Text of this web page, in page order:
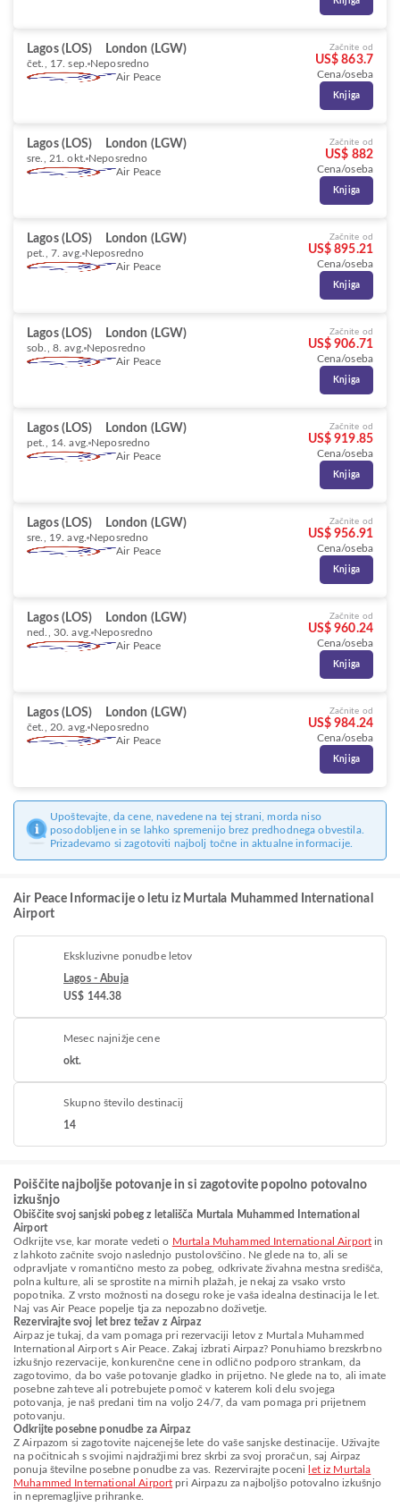
Lagos (LOS) London (LGW)
čet., 17. sep. Neposredno
Air Peace
Začnite od
US$ 863.7
Cena/oseba
Knjiga
Lagos (LOS) London (LGW)
sre., 21. okt. Neposredno
Air Peace
Začnite od
US$ 882
Cena/oseba
Knjiga
Lagos (LOS) London (LGW)
pet., 7. avg. Neposredno
Air Peace
Začnite od
US$ 895.21
Cena/oseba
Knjiga
Lagos (LOS) London (LGW)
sob., 8. avg. Neposredno
Air Peace
Začnite od
US$ 906.71
Cena/oseba
Knjiga
Lagos (LOS) London (LGW)
pet., 14. avg. Neposredno
Air Peace
Začnite od
US$ 919.85
Cena/oseba
Knjiga
Lagos (LOS) London (LGW)
sre., 19. avg. Neposredno
Air Peace
Začnite od
US$ 956.91
Cena/oseba
Knjiga
Lagos (LOS) London (LGW)
ned., 30. avg. Neposredno
Air Peace
Začnite od
US$ 960.24
Cena/oseba
Knjiga
Lagos (LOS) London (LGW)
čet., 20. avg. Neposredno
Air Peace
Začnite od
US$ 984.24
Cena/oseba
Knjiga
Upoštevajte, da cene, navedene na tej strani, morda niso
posodobljene in se lahko spremenijo brez predhodnega obvestila.
Prizadevamo si zagotoviti najbolj točne in aktualne informacije.
Air Peace Informacije o letu iz Murtala Muhammed International
Airport
Ekskluzivne ponudbe letov
Lagos - Abuja
US$ 144.38
Mesec najnižje cene
okt.
Skupno število destinacij
14
Poiščite najboljše potovanje in si zagotovite popolno potovalno
izkušnjo
Obiščite svoj sanjski pobeg z letališča Murtala Muhammed International
Airport
Odkrijte vse, kar morate vedeti o Murtala Muhammed International Airport in
z lahkoto začnite svojo naslednjo pustolovščino. Ne glede na to, ali se
odpravljate v romantično mesto za pobeg, odkrivate živahna mestna središča,
polna kulture, ali se sprostite na mirnih plažah, je nekaj za vsako vrsto
popotnika. Z vrsto možnosti na dosegu roke je vaša idealna destinacija le let.
Naj vas Air Peace popelje tja za nepozabno doživetje.
Rezervirajte svoj let brez težav z Airpaz
Airpaz je tukaj, da vam pomaga pri rezervaciji letov z Murtala Muhammed
International Airport s Air Peace. Zakaj izbrati Airpaz? Ponuhiamo brezskrbno
izkušnjo rezervacije, konkurenčne cene in odlično podporo strankam, da
zagotovimo, da bo vaše potovanje gladko in prijetno. Ne glede na to, ali imate
posebne zahteve ali potrebujete pomoč v katerem koli delu svojega
potovanja, je naš predani tim na voljo 24/7, da vam pomaga pri prijetnem
potovanju.
Odkrijte posebne ponudbe za Airpaz
Z Airpazom si zagotovite najcenejše lete do vaše sanjske destinacije. Uživajte
na počitnicah s svojimi najdražjimi brez skrbi za svoj proračun, saj Airpaz
ponuja številne posebne ponudbe za vas. Rezervirajte poceni
let iz Murtala
Muhammed International Airport pri Airpazu za najboljšo potovalno izkušnjo
in nepremagljive prihranke.